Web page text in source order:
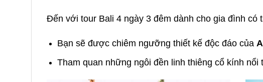
Đến với tour Bali 4 ngày 3 đêm dành cho gia đình
Bạn sẽ được chiêm ngưỡng thiết kế độc đáo của
Tham quan những ngôi đền linh thiêng cổ kính nổi